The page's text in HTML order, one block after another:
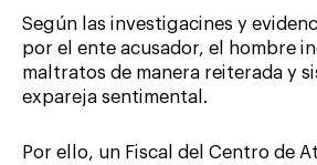
Según las investigacines y
por el ente acusador, el hombre
maltratos de manera reiterada y
expareja sentimental.
Por ello, un Fiscal del Centro de